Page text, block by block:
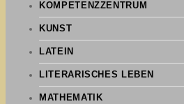
KOMPETENZZENTRUM
KUNST
LATEIN
LITERARISCHES LEBEN
MATHEMATIK